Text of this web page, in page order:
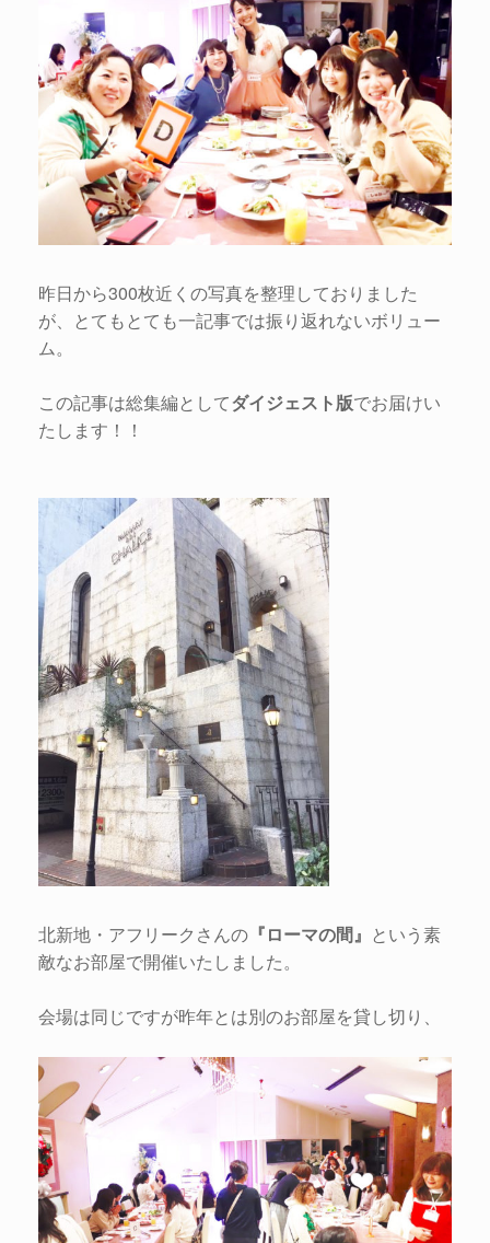
昨日から300枚近くの写真を整理しておりました
が、とてもとても一記事では振り返れないボリュー
ム。
この記事は総集編としてダイジェスト版でお届けい
たします！！
北新地・アフリークさんの 『ローマの間』 という素
敵なお部屋で開催いたしました。
会場は同じですが昨年とは別のお部屋を貸し切り、